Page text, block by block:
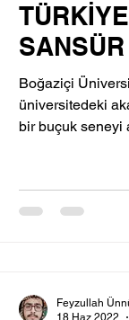
Boğaziçi
üniversitedeki
bir buçuk seneyi
Feyzullah
18 Haz 2022